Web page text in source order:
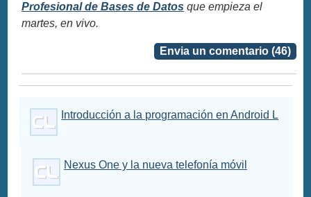
Profesional de Bases de Datos que empieza el
martes, en vivo.
Envia un comentario (46)
Introducción a la programación en Android L
Nexus One y la nueva telefonía móvil